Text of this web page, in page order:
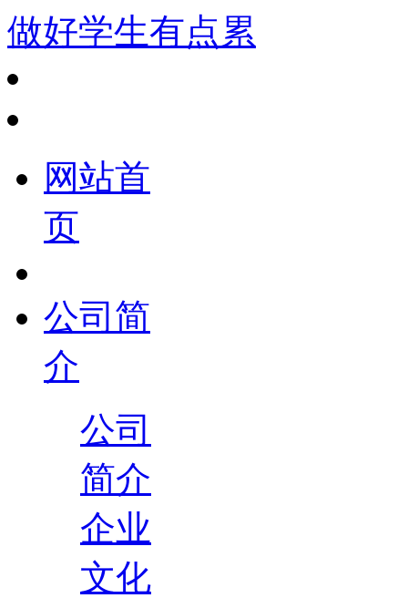
做好学生有点累
网站首
页
公司简
介
公司
简介
企业
文化